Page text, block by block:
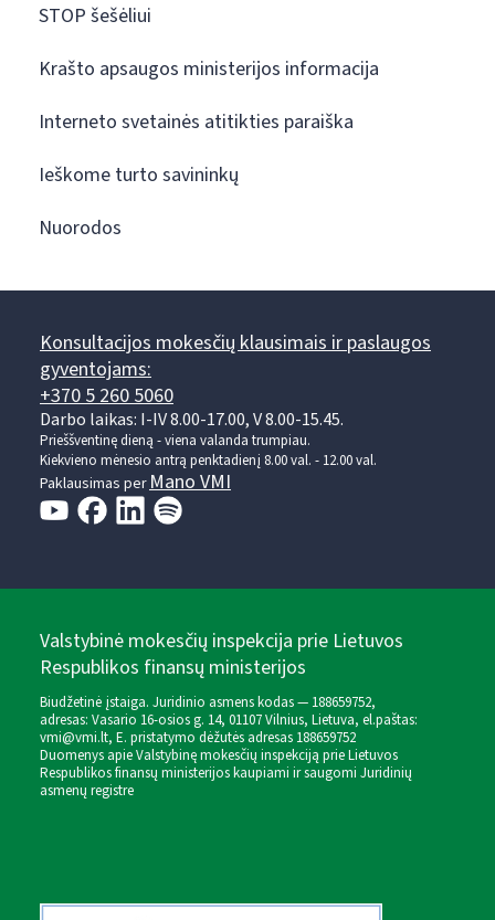
STOP šešėliui
Krašto apsaugos ministerijos informacija
Interneto svetainės atitikties paraiška
Ieškome turto savininkų
Nuorodos
Konsultacijos mokesčių klausimais ir paslaugos
gyventojams:
+370 5 260 5060
Darbo laikas: I-IV 8.00-17.00, V 8.00-15.45.
Prieššventinę dieną - viena valanda trumpiau.
Kiekvieno mėnesio antrą penktadienį 8.00 val. - 12.00 val.
Paklausimas perMano VMI
Valstybinė mokesčių inspekcija prie Lietuvos
Respublikos finansų ministerijos
Biudžetinė įstaiga. Juridinio asmens kodas — 188659752,
adresas: Vasario 16-osios g. 14, 01107 Vilnius, Lietuva, el.paštas:
vmi@vmi.lt, E. pristatymo dėžutės adresas 188659752
Duomenys apie Valstybinę mokesčių inspekciją prie Lietuvos
Respublikos finansų ministerijos kaupiami ir saugomi Juridinių
asmenų registre